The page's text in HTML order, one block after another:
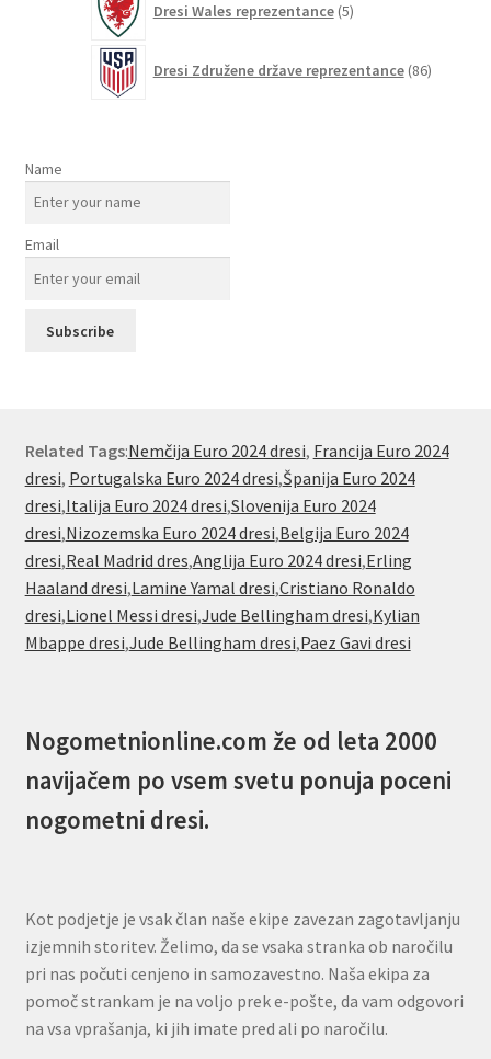
Dresi Wales reprezentance 5izdelkov
Dresi Združene države reprezentance 86izdelkov
Name
Email
Related Tags:Nemčija Euro 2024 dresi, Francija Euro 2024
dresi, Portugalska Euro 2024 dresi,Španija Euro 2024
dresi,Italija Euro 2024 dresi,Slovenija Euro 2024
dresi,Nizozemska Euro 2024 dresi,Belgija Euro 2024
dresi,Real Madrid dres,Anglija Euro 2024 dresi,Erling
Haaland dresi,Lamine Yamal dresi,Cristiano Ronaldo
dresi,Lionel Messi dresi,Jude Bellingham dresi,Kylian
Mbappe dresi,Jude Bellingham dresi,Paez Gavi dresi
Nogometnionline.com že od leta 2000
navijačem po vsem svetu ponuja poceni
nogometni dresi.
Kot podjetje je vsak član naše ekipe zavezan zagotavljanju
izjemnih storitev. Želimo, da se vsaka stranka ob naročilu
pri nas počuti cenjeno in samozavestno. Naša ekipa za
pomoč strankam je na voljo prek e-pošte, da vam odgovori
na vsa vprašanja, ki jih imate pred ali po naročilu.